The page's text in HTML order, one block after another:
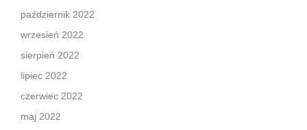
październik 2022
wrzesień 2022
sierpień 2022
lipiec 2022
czerwiec 2022
maj 2022